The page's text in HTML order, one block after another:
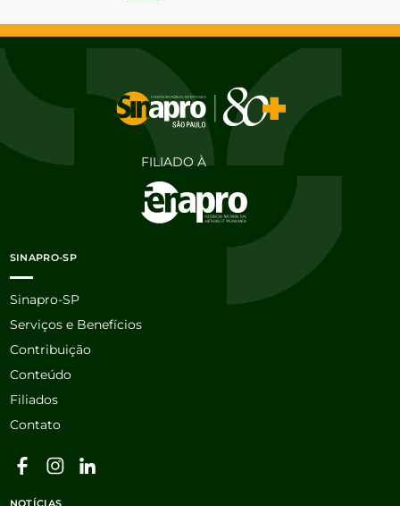
FILIADO À
SINAPRO-SP
Sinapro-SP
Serviços e Benefícios
Contribuição
Conteúdo
Filiados
Contato
NOTÍCIAS